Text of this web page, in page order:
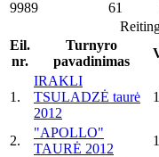
9989
61
Eil.
nr.
Turnyro
pavadinimas
1.
IRAKLI
TSULADZĖ taurė
2012
2.
"APOLLO"
TAURĖ 2012